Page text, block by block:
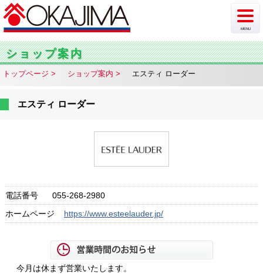
MENU
新着情報
イベント
チラシ・カタログ
駐車場情報
アクセス
ショップ案内
トップページ ショップ案内 エスティ ローダー
エスティ ローダー
電話番号
055-268-2980
ホームページ
https://www.esteelauder.jp/
今月は休まず営業いたします。